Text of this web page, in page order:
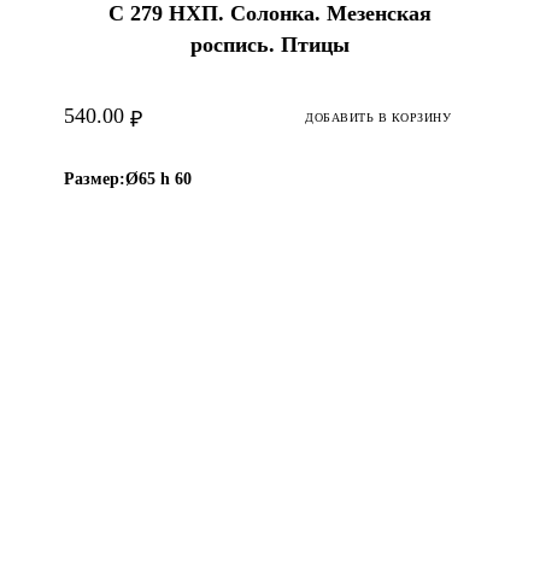
С 279 НХП. Солонка. Мезенская
роспись. Птицы
₽
540.00 ДОБАВИТЬ В КОРЗИНУ
Размер:Ø65 h 60